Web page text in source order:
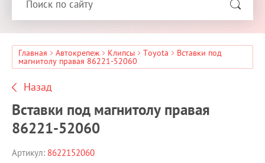
Главная Автокрепеж Клипсы Toyota Вставки под
магнитолу правая 86221-52060
Назад
Вставки под магнитолу правая
86221-52060
Артикул: 8622152060